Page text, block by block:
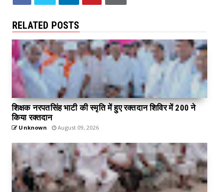
RELATED POSTS
शिक्षक नरपतसिंह भाटी की स्मृति में हुए रक्तदान शिविर में 200 ने
किया रक्तदान
Unknown August 09, 2026